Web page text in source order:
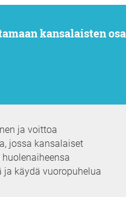
kansalaisten
ja voittoa
jossa kansalaiset
ja käydä vuoropuhelua